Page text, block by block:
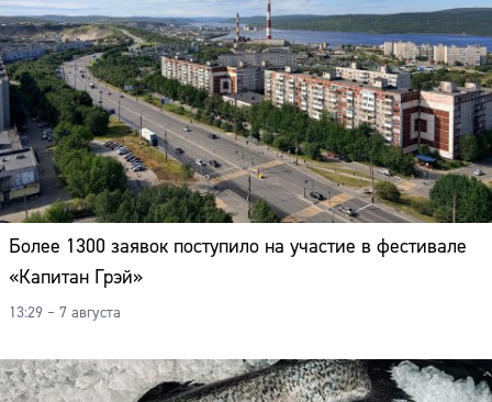
Более 1300 заявок поступило на участие в фестивале
«Капитан Грэй»
13:29 – 7 августа